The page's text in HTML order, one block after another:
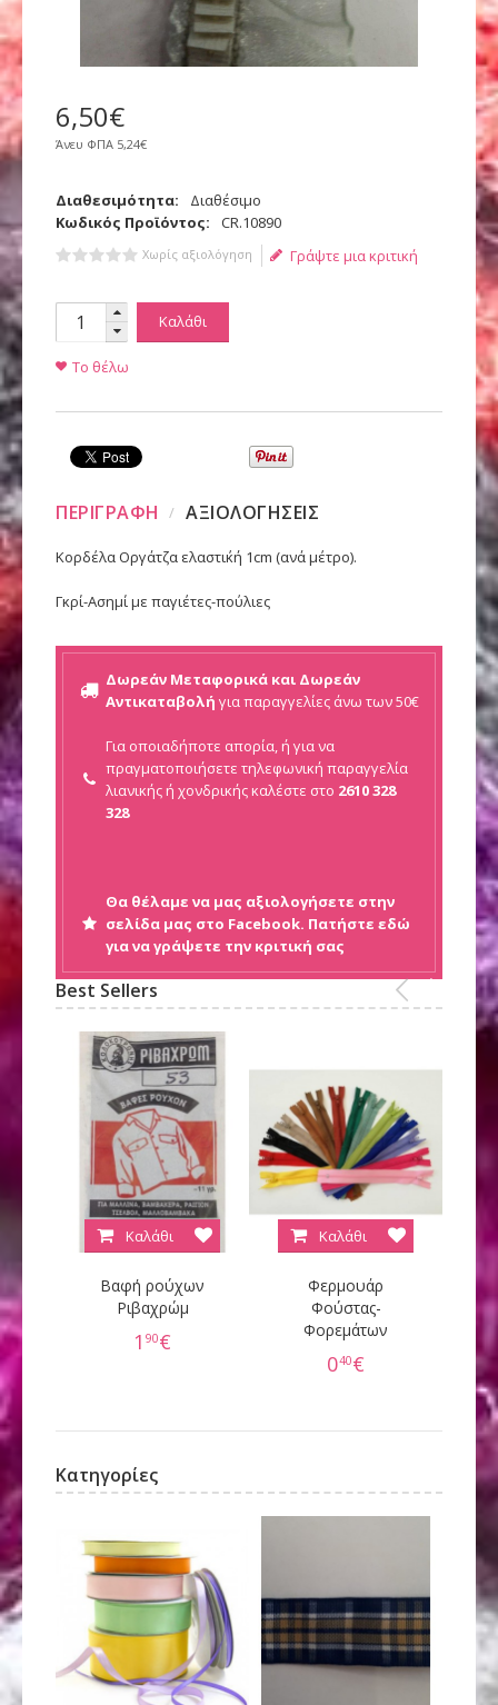
6,50€
Άνευ ΦΠΑ 5,24€
Διαθεσιμότητα:
Διαθέσιμο
Κωδικός Προϊόντος:
CR.10890
Χωρίς αξιολόγηση Γράψτε μια κριτική
Καλάθι
Το θέλω
ΠΕΡΙΓΡΑΦΗ ΑΞΙΟΛΟΓΗΣΕΙΣ
Κορδέλα Οργάτζα ελαστι΄κή 1cm (ανά μέτρο).
Γκρί-Ασημί με παγιέτες-πούλιες
Δωρεάν Μεταφορικά και Δωρεάν
Αντικαταβολή για παραγγελίες άνω των 50€
Για οποιαδήποτε απορία, ή για να
πραγματοποιήσετε τηλεφωνική παραγγελία
λιανικής ή χονδρικής καλέστε στο 2610 328
328
Θα θέλαμε να μας αξιολογήσετε στην
σελίδα μας στο Facebook. Πατήστε εδώ
για να γράψετε την κριτική σας
Best Sellers
Βαφή ρούχων
Ριβαχρώμ
1 90€
Καλάθι
Φερμουάρ
Φούστας-
Φορεμάτων
040€
Καλάθι
Κατηγορίες